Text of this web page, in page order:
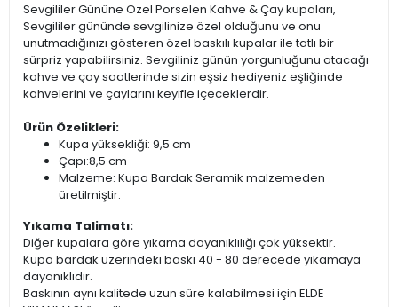
Sevgililer Gününe Özel Porselen Kahve & Çay kupaları,
Sevgililer gününde sevgilinize özel olduğunu ve onu
unutmadığınızı gösteren özel baskılı kupalar ile tatlı bir
sürpriz yapabilirsiniz. Sevgiliniz günün yorgunluğunu atacağı
kahve ve çay saatlerinde sizin eşsiz hediyeniz eşliğinde
kahvelerini ve çaylarını keyifle içeceklerdir.
Ürün Özelikleri:
Kupa yüksekliği: 9,5 cm
Çapı:8,5 cm
Malzeme: Kupa Bardak Seramik malzemeden
üretilmiştir.
Yıkama Talimatı:
Diğer kupalara göre yıkama dayanıklılığı çok yüksektir.
Kupa bardak üzerindeki baskı 40 - 80 derecede yıkamaya
dayanıklıdır.
Baskının aynı kalitede uzun süre kalabilmesi için ELDE